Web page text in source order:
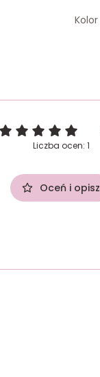
Kolor
Liczba ocen: 1
Oceń i opisz